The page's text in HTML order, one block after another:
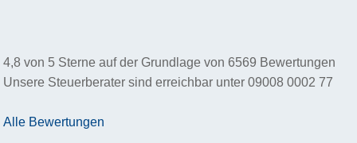
4,8 von 5 Sterne auf der Grundlage von 6569 Bewertungen
Unsere Steuerberater sind erreichbar unter 09008 0002 77
Alle Bewertungen